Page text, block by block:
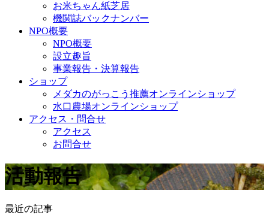
お米ちゃん紙芝居
機関誌バックナンバー
NPO概要
NPO概要
設立趣旨
事業報告・決算報告
ショップ
メダカのがっこう推薦オンラインショップ
水口農場オンラインショップ
アクセス・問合せ
アクセス
お問合せ
活動報告
最近の記事